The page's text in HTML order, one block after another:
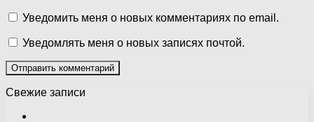
Уведомить меня о новых комментариях по email.
Уведомлять меня о новых записях почтой.
Свежие записи